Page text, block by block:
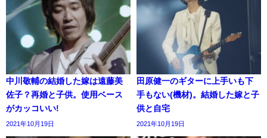
中川敬輔の結婚した嫁は遠藤美
佐子？再婚と子供。使用ベース
がカッコいい!
2021年10月19日
田原健一のギターに上手いも下
手もない(機材)。結婚した嫁と子
供と自宅
2021年10月19日